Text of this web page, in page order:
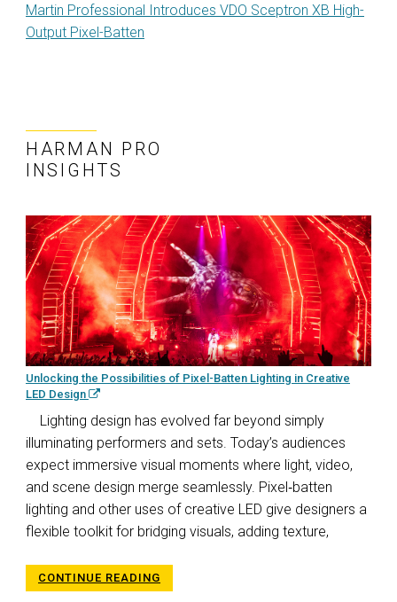
Martin Professional Introduces VDO Sceptron XB High-
Output Pixel-Batten
HARMAN PRO
INSIGHTS
Unlocking the Possibilities of Pixel-Batten Lighting in Creative
LED Design
Lighting design has evolved far beyond simply
illuminating performers and sets. Today’s audiences
expect immersive visual moments where light, video,
and scene design merge seamlessly. Pixel‑batten
lighting and other uses of creative LED give designers a
flexible toolkit for bridging visuals, adding texture,
CONTINUE READING